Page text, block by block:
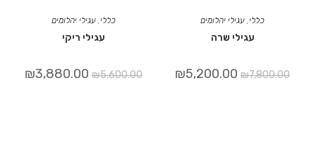
כללי,עגילי יהלומים
עגילי ריקי
₪5,600.00
₪3,880.00
כללי, עגילי יהלומים
עגילי שרה
₪7,800.00
₪5,200.00